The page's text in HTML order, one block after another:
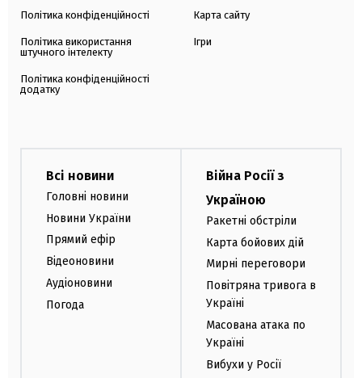
Політика конфіденційності
Політика використання
штучного інтелекту
Політика конфіденційності
додатку
Карта сайту
Ігри
Всі новини
Головні новини
Новини України
Прямий ефір
Відеоновини
Аудіоновини
Погода
Війна Росії з
Україною
Ракетні обстріли
Карта бойових дій
Мирні переговори
Повітряна тривога в
Україні
Масована атака по
Україні
Вибухи у Росії